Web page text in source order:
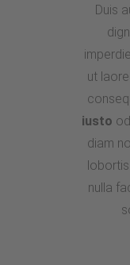
Duis
ut
iusto
diam
nulla